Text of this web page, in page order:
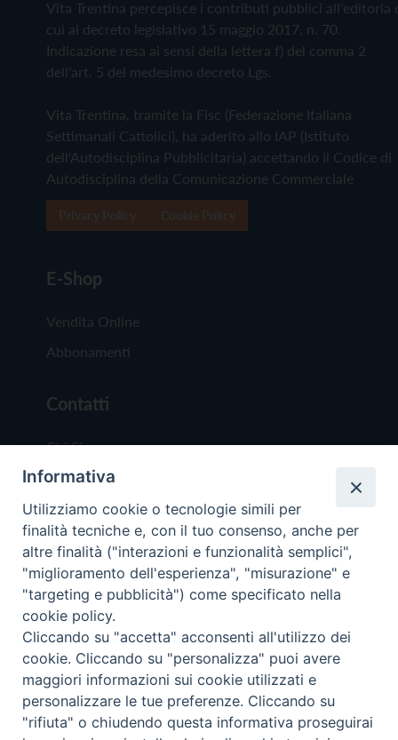
Vita Trentina percepisce i contributi pubblici all'editoria
cui al decreto legislativo 15 maggio 2017, n. 70.
Indicazione resa ai sensi della lettera f) del comma 2
dell'art. 5 del medesimo decreto Lgs.
Vita Trentina, tramite la Fisc (Federazione Italiana
Settimanali Cattolici), ha aderito allo IAP (Istituto
dell'Autodisciplina Pubblicitaria) accettando il Codice di
Autodisciplina della Comunicazione Commerciale
E-Shop
Vendita Online
Abbonamenti
Contatti
Chi Siamo
Redazione
Scrivici
Copyright © 2019 - Tutti i diritti riservati - Vita
Trentina Editrice
Privacy Policy
Torna
Informativa
Utilizziamo cookie o tecnologie simili per
finalità tecniche e, con il tuo consenso, anche per
altre finalità ("interazioni e funzionalità semplici",
"miglioramento dell'esperienza", "misurazione" e
"targeting e pubblicità") come specificato nella
cookie policy.
Cliccando su "accetta" acconsenti all'utilizzo dei
cookie. Cliccando su "personalizza" puoi avere
maggiori informazioni sui cookie utilizzati e
personalizzare le tue preferenze. Cliccando su
"rifiuta" o chiudendo questa informativa proseguirai